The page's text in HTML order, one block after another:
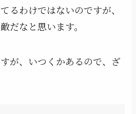
るわけではないのですが、
だなと思います。
が、いつくかあるので、ざ